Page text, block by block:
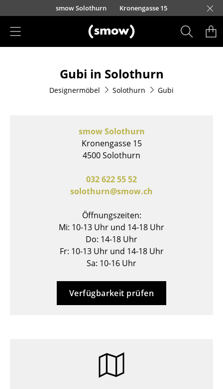
Direkt zum Inhaltsmow Solothurn Kronengasse 15
Esszimmerstühle
Freischwinger
Bänke & Liegen
Gartenstühle
Gubi in Solothurn
Designermöbel Solothurn Gubi
smow Solothurn
Kronengasse 15
4500 Solothurn
032 622 55 52
solothurn@smow.ch
Öffnungszeiten:
Mi: 10-13 Uhr und 14-18 Uhr
Do: 14-18 Uhr
Fr: 10-13 Uhr und 14-18 Uhr
Sa: 10-16 Uhr
Verfügbarkeit prüfen